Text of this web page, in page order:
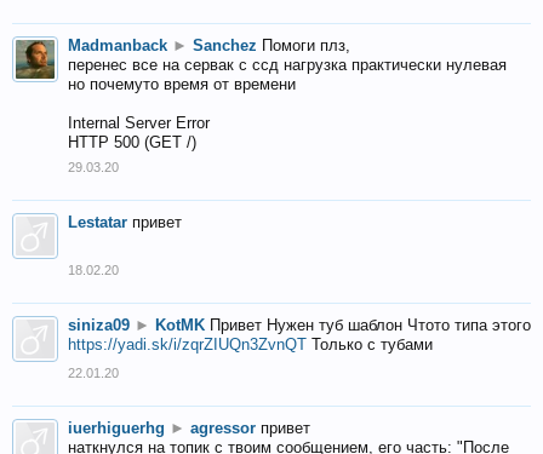
Madmanback ► Sanchez Помоги плз,
перенес все на сервак с ссд нагрузка практически нулевая
но почемуто время от времени
Internal Server Error
HTTP 500 (GET /)
29.03.20
Lestatar привет
18.02.20
siniza09 ► KotMK Привет Нужен туб шаблон Чтото типа этого
https://yadi.sk/i/zqrZIUQn3ZvnQT Только с тубами
22.01.20
iuerhiguerhg ► agressor привет
наткнулся на топик с твоим сообщением, его часть: "После